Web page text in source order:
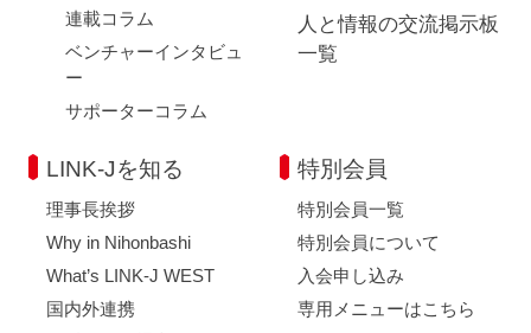
連載コラム
ベンチャーインタビュ
ー
サポーターコラム
人と情報の交流掲示板
一覧
LINK-Jを知る
理事長挨拶
Why in Nihonbashi
What’s LINK-J WEST
国内外連携
特別会員
特別会員一覧
特別会員について
入会申し込み
専用メニューはこちら